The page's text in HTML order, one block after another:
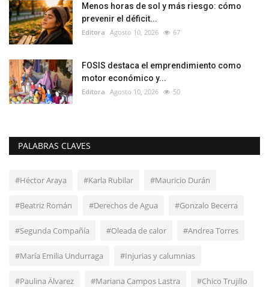
Menos horas de sol y más riesgo: cómo
prevenir el déficit...
Editora Agosto 10, 2026 67
FOSIS destaca el emprendimiento como
motor económico y...
Editora Agosto 10, 2026 50
PALABRAS CLAVES
#Héctor Araya #Karla Rubilar #Mauricio Durán
#Beatriz Román #Derechos de Agua #Gonzalo Becerra
#Segunda Compañía #Oleada de calor #Andrea Torres
#María Emilia Undurraga #Injurias y calumnias
#Paulina Älvarez #Mariana Campos Lastra #Chico Trujillo